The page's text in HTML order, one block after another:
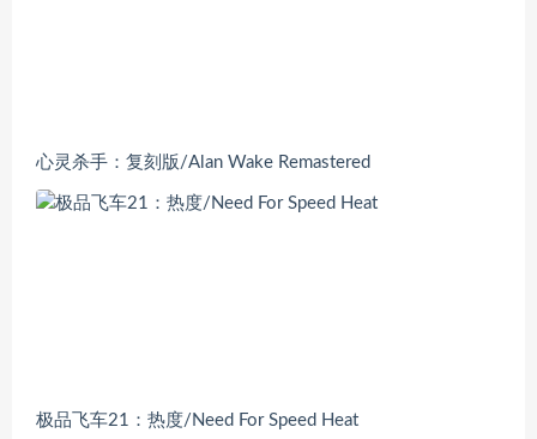
心灵杀手：复刻版/Alan Wake Remastered
极品飞车21：热度/Need For Speed Heat